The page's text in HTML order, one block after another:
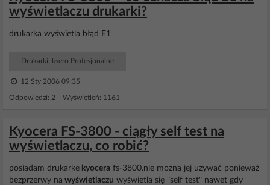
wyświetlaczu drukarki?
drukarka wyświetla błąd E1
Drukarki, ksero Profesjonalne
12 Sty 2006 09:35
Odpowiedzi: 2 Wyświetleń: 1161
Kyocera FS-3800 - ciągły self test na
wyświetlaczu, co robić?
posiadam drukarke kyocera fs-3800.nie można jej używać ponieważ
bezprzerwy na wyświetlaczu wyświetla się "self test" nawet gdy